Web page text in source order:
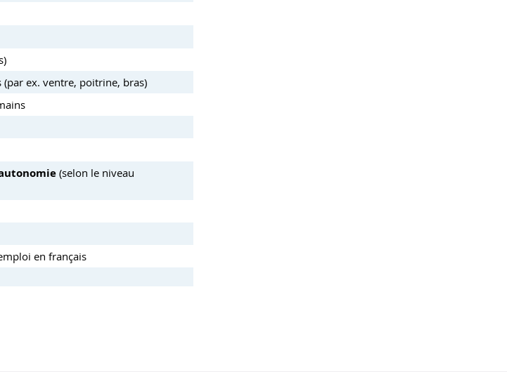
ex. ventre, poitrine, bras)
(selon le niveau
en français